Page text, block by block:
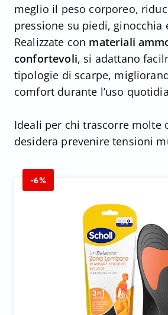
meglio il peso corporeo,
pressione su piedi, ginocchia
Realizzate con materiali
confortevoli, si adattano
tipologie di scarpe,
comfort durante l’uso
Ideali per chi trascorre molte
desidera prevenire tensioni
-6%